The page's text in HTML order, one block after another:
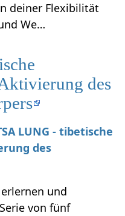
deiner Flexibilität
We…
des
LUNG - tibetische
des
und
von fünf